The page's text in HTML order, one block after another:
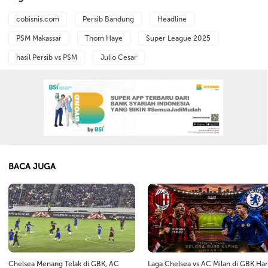
cobisnis.com Persib Bandung Headline
PSM Makassar Thom Haye Super League 2025
hasil Persib vs PSM Julio Cesar
BACA JUGA
Chelsea Menang Telak di GBK, AC Laga Chelsea vs AC Milan di GBK